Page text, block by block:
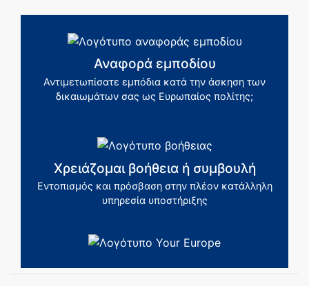
Αναφορά εμποδίου
Αντιμετωπίσατε εμπόδια κατά την άσκηση των
δικαιωμάτων σας ως Ευρωπαίος πολίτης;
Χρειάζομαι βοήθεια ή συμβουλή
Εντοπισμός και πρόσβαση στην πλέον κατάλληλη
υπηρεσία υποστήριξης